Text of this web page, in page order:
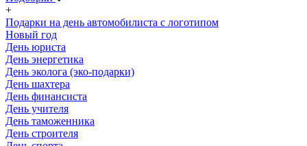
+
Подарки на день автомобилиста с логотипом
Новый год
День юриста
День энергетика
День эколога (эко-подарки)
День шахтера
День финансиста
День учителя
День таможенника
День строителя